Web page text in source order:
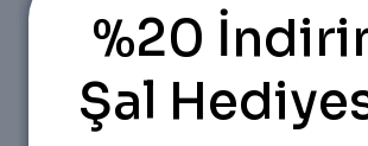
1 Beden
36/38/40
42/44/46
Ürün Ölçüleri
Ön Boy = 69 CM
Arka Boy = 74 CM
%20
Şal